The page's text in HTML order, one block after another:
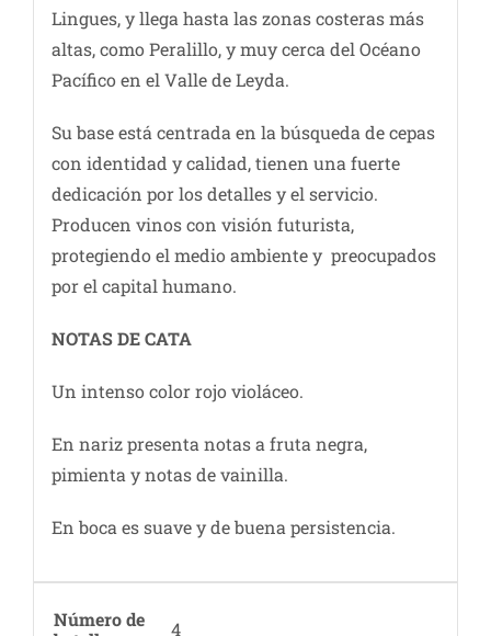
Lingues, y llega hasta las zonas costeras más
altas, como Peralillo, y muy cerca del Océano
Pacífico en el Valle de Leyda.
Su base está centrada en la búsqueda de cepas
con identidad y calidad, tienen una fuerte
dedicación por los detalles y el servicio.
Producen vinos con visión futurista,
protegiendo el medio ambiente y preocupados
por el capital humano.
NOTAS DE CATA
Un intenso color rojo violáceo.
En nariz presenta notas a fruta negra,
pimienta y notas de vainilla.
En boca es suave y de buena persistencia.
Número de
4